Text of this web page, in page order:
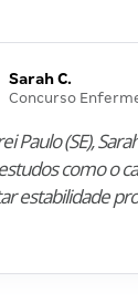
Sarah C.
Concurso
Paulo (SE),
como o
estabilidade